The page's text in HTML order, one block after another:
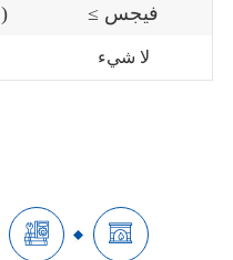
س)
≤ فيجس
لا شيء
 